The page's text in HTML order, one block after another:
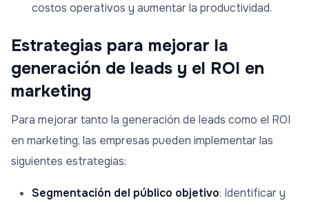
costos operativos y aumentar la productividad.
Estrategias para mejorar la
generación de leads y el ROI en
marketing
Para mejorar tanto la generación de leads como el ROI
en marketing, las empresas pueden implementar las
siguientes estrategias:
Segmentación del público objetivo: Identificar y